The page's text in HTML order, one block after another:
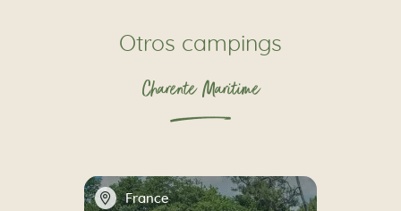
Otros campings
Charente Maritime
📍 France